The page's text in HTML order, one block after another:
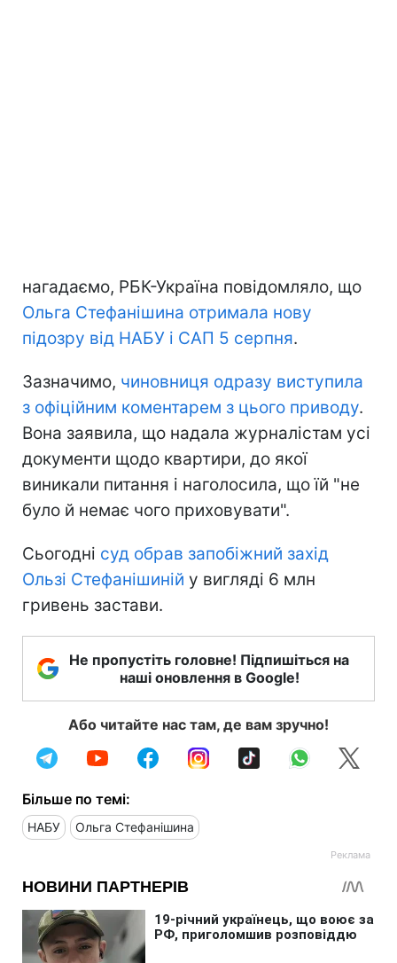
нагадаємо, РБК-Україна повідомляло, що
Ольга Стефанішина отримала нову
підозру від НАБУ і САП 5 серпня.
Зазначимо, чиновниця одразу виступила
з офіційним коментарем з цього приводу.
Вона заявила, що надала журналістам усі
документи щодо квартири, до якої
виникали питання і наголосила, що їй "не
було й немає чого приховувати".
Сьогодні суд обрав запобіжний захід
Ользі Стефанішиній у вигляді 6 млн
гривень застави.
Не пропустіть головне! Підпишіться на
наші оновлення в Google!
Або читайте нас там, де вам зручно!
Більше по темі:
НАБУ Ольга Стефанішина